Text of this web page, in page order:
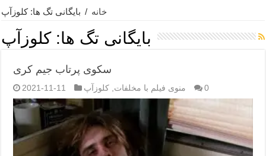
خانه / بایگانی تگ ها: کلوزآپ
بایگانی تگ ها:کلوزآپ
سکوی پرتاب جیم کری
2021-11-11 منوی فیلم با مخلفات کلوزآپ 0